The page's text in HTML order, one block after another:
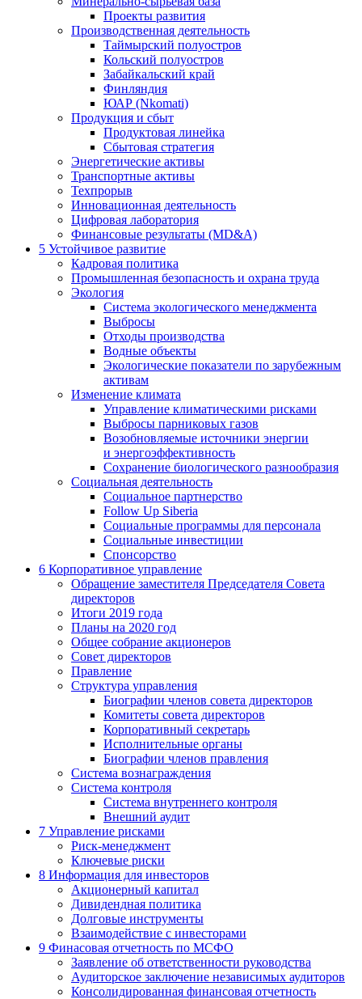
Проекты развития
Производственная деятельность
Таймырский полуостров
Кольский полуостров
Забайкальский край
Финляндия
ЮАР (Nkomati)
Продукция и сбыт
Продуктовая линейка
Сбытовая стратегия
Энергетические активы
Транспортные активы
Техпрорыв
Инновационная деятельность
Цифровая лаборатория
Финансовые результаты (MD&A)
5 Устойчивое развитие
Кадровая политика
Промышленная безопасность и охрана труда
Экология
Система экологического менеджмента
Выбросы
Отходы производства
Водные объекты
Экологические показатели по зарубежным
активам
Изменение климата
Управление климатическими рисками
Выбросы парниковых газов
Возобновляемые источники энергии
и энергоэффективность
Сохранение биологического разнообразия
Социальная деятельность
Социальное партнерство
Follow Up Siberia
Социальные программы для персонала
Социальные инвестиции
Спонсорство
6 Корпоративное управление
Обращение заместителя Председателя Совета
директоров
Итоги 2019 года
Планы на 2020 год
Общее собрание акционеров
Совет директоров
Правление
Структура управления
Биографии членов совета директоров
Комитеты совета директоров
Корпоративный секретарь
Исполнительные органы
Биографии членов правления
Система вознаграждения
Система контроля
Система внутреннего контроля
Внешний аудит
7 Управление рисками
Риск-менеджмент
Ключевые риски
8 Информация для инвесторов
Акционерный капитал
Дивидендная политика
Долговые инструменты
Взаимодействие с инвеcторами
9 Финасовая отчетность по МСФО
Заявление об ответственности руководства
Аудиторское заключение независимых аудиторов
Консолидированная финансовая отчетность